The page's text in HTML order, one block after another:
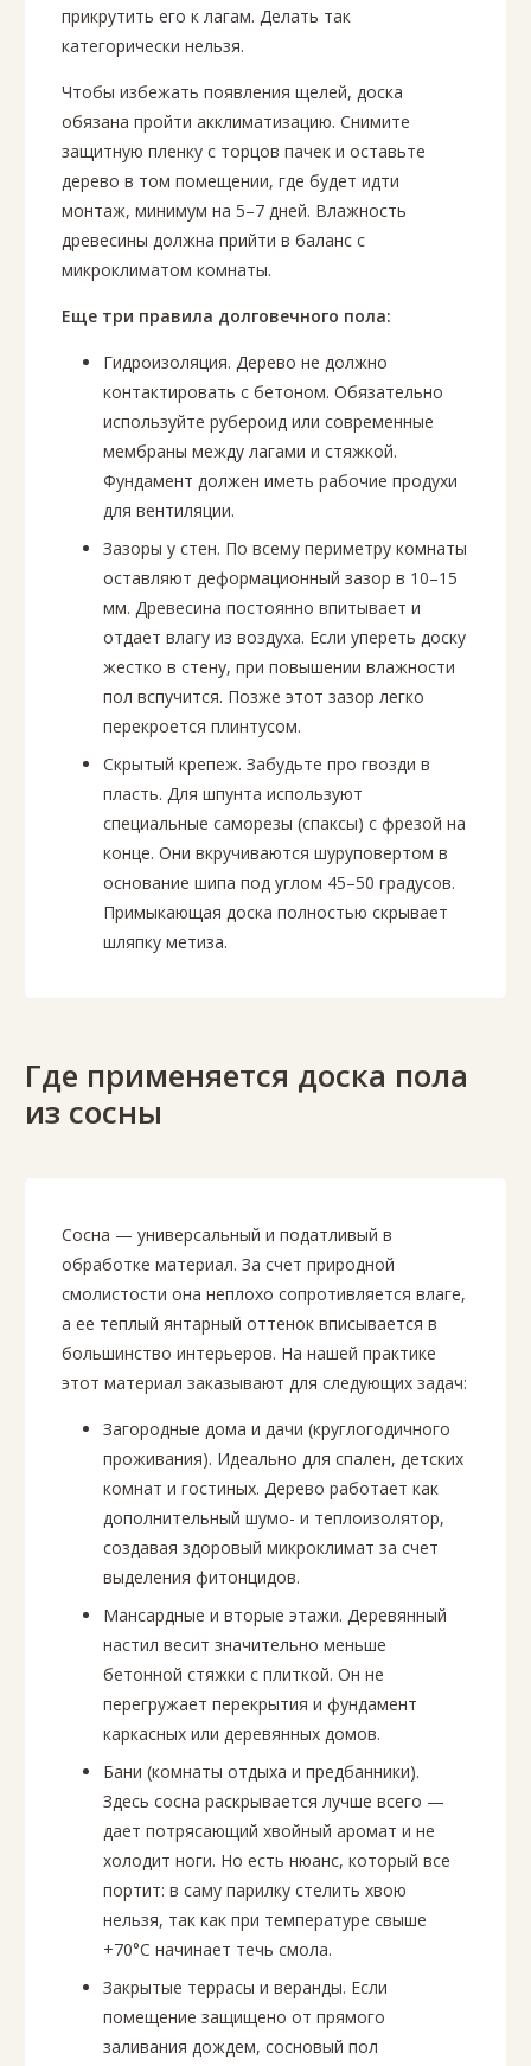
прикрутить его к лагам. Делать так
категорически нельзя.
Чтобы избежать появления щелей, доска
обязана пройти акклиматизацию. Снимите
защитную пленку с торцов пачек и оставьте
дерево в том помещении, где будет идти
монтаж, минимум на 5–7 дней. Влажность
древесины должна прийти в баланс с
микроклиматом комнаты.
Еще три правила долговечного пола:
Гидроизоляция. Дерево не должно
контактировать с бетоном. Обязательно
используйте рубероид или современные
мембраны между лагами и стяжкой.
Фундамент должен иметь рабочие продухи
для вентиляции.
Зазоры у стен. По всему периметру комнаты
оставляют деформационный зазор в 10–15
мм. Древесина постоянно впитывает и
отдает влагу из воздуха. Если упереть доску
жестко в стену, при повышении влажности
пол вспучится. Позже этот зазор легко
перекроется плинтусом.
Скрытый крепеж. Забудьте про гвозди в
пласть. Для шпунта используют
специальные саморезы (спаксы) с фрезой на
конце. Они вкручиваются шуруповертом в
основание шипа под углом 45–50 градусов.
Примыкающая доска полностью скрывает
шляпку метиза.
Где применяется доска пола
из сосны
Сосна — универсальный и податливый в
обработке материал. За счет природной
смолистости она неплохо сопротивляется влаге,
а ее теплый янтарный оттенок вписывается в
большинство интерьеров. На нашей практике
этот материал заказывают для следующих задач:
Загородные дома и дачи (круглогодичного
проживания). Идеально для спален, детских
комнат и гостиных. Дерево работает как
дополнительный шумо- и теплоизолятор,
создавая здоровый микроклимат за счет
выделения фитонцидов.
Мансардные и вторые этажи. Деревянный
настил весит значительно меньше
бетонной стяжки с плиткой. Он не
перегружает перекрытия и фундамент
каркасных или деревянных домов.
Бани (комнаты отдыха и предбанники).
Здесь сосна раскрывается лучше всего —
дает потрясающий хвойный аромат и не
холодит ноги. Но есть нюанс, который все
портит: в саму парилку стелить хвою
нельзя, так как при температуре свыше
+70°C начинает течь смола.
Закрытые террасы и веранды. Если
помещение защищено от прямого
заливания дождем, сосновый пол